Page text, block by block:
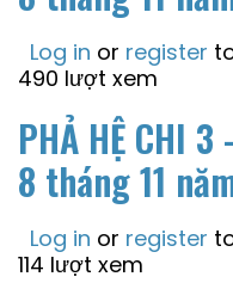
Log in or register
490 lượt xem
PHẢ HỆ CHI
8 tháng 11
Log in or register
114 lượt xem